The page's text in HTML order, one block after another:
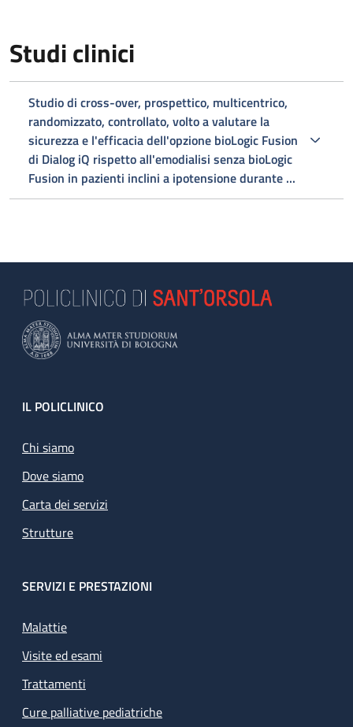
Studi clinici
Studio di cross-over, prospettico, multicentrico,
randomizzato, controllato, volto a valutare la
sicurezza e l'efficacia dell'opzione bioLogic Fusion
di Dialog iQ rispetto all'emodialisi senza bioLogic
Fusion in pazienti inclini a ipotensione durante ...
Footer
IL POLICLINICO
Chi siamo
Dove siamo
Carta dei servizi
Strutture
SERVIZI E PRESTAZIONI
Malattie
Visite ed esami
Trattamenti
Cure palliative pediatriche